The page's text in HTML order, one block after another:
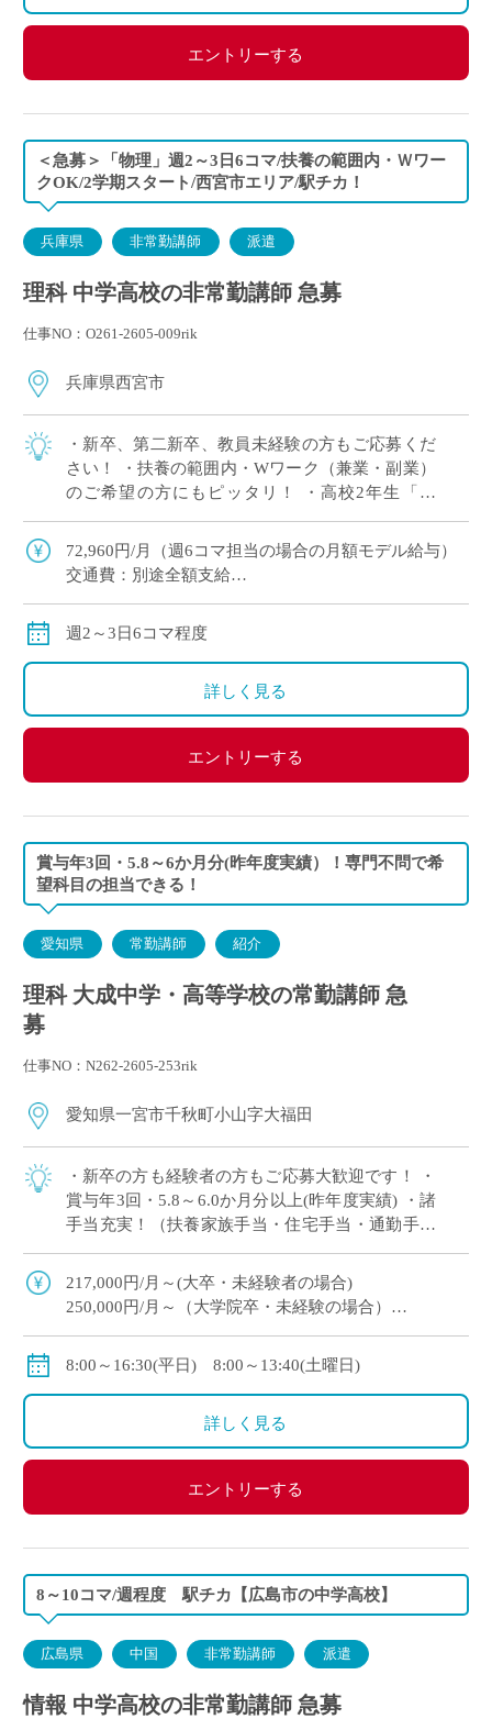
エントリーする
＜急募＞「物理」週2～3日6コマ/扶養の範囲内・Ｗワー
クOK/2学期スタート/西宮市エリア/駅チカ！
兵庫県 非常勤講師 派遣
理科 中学高校の非常勤講師 急募
仕事NO：O261-2605-009rik
兵庫県西宮市
・新卒、第二新卒、教員未経験の方もご応募くだ
さい！ ・扶養の範囲内・Wワーク（兼業・副業）
のご希望の方にもピッタリ！ ・高校2年生「物
理」3単位×2クラス 担当予定！ ※週2日相談可 ・2
学期スタート ・兵庫県西宮市エリ […]
72,960円/月（週6コマ担当の場合の月額モデル給与）
交通費：別途全額支給
※ただし、月の途中からご勤務開始の場合は、日割計
算になります
週2～3日6コマ程度
詳しく見る
エントリーする
賞与年3回・5.8～6か月分(昨年度実績）！専門不問で希
望科目の担当できる！
愛知県 常勤講師 紹介
理科 大成中学・高等学校の常勤講師 急
募
仕事NO：N262-2605-253rik
愛知県一宮市千秋町小山字大福田
・新卒の方も経験者の方もご応募大歓迎です！ ・
賞与年3回・5.8～6.0か月分以上(昨年度実績) ・諸
手当充実！（扶養家族手当・住宅手当・通勤手当
等） ・2年目以降専任採用の可能性あり！
217,000円/月～(大卒・未経験者の場合)
250,000円/月～（大学院卒・未経験の場合）
昇給年1回10000円程度
※諸手当
住宅手当：15,000円（借家）
8:00～16:30(平日) 8:00～13:40(土曜日)
詳しく見る
エントリーする
8～10コマ/週程度 駅チカ【広島市の中学高校】
広島県 中国 非常勤講師 派遣
情報 中学高校の非常勤講師 急募